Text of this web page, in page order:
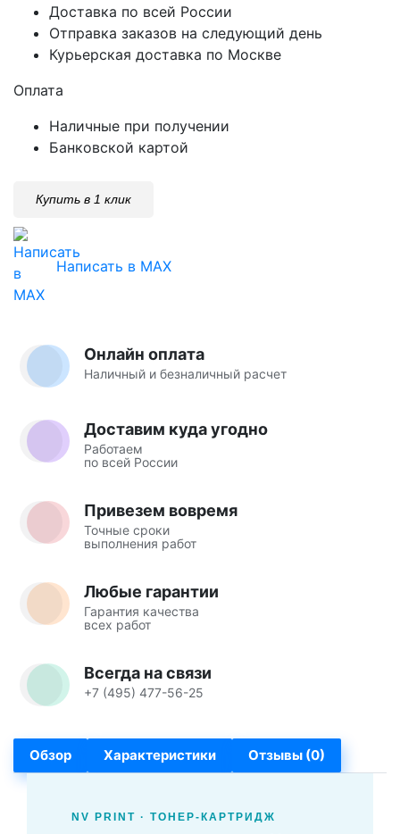
Доставка по всей России
Отправка заказов на следующий день
Курьерская доставка по Москве
Оплата
Наличные при получении
Банковской картой
Купить в 1 клик
Написать в MAX
Онлайн оплата
Наличный и безналичный расчет
Доставим куда угодно
Работаем
по всей России
Привезем вовремя
Точные сроки
выполнения работ
Любые гарантии
Гарантия качества
всех работ
Всегда на связи
+7 (495) 477-56-25
Обзор Характеристики Отзывы (0)
NV PRINT · ТОНЕР-КАРТРИДЖ